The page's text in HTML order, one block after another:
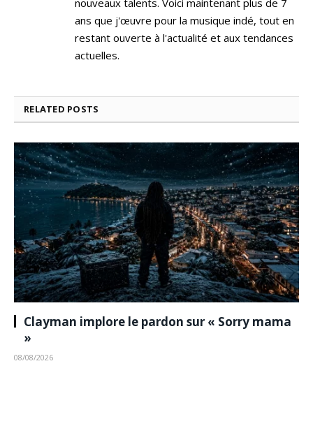
ans que j'œuvre pour la musique indé, tout en
restant ouverte à l'actualité et aux tendances
actuelles.
RELATED POSTS
Clayman implore le pardon sur « Sorry mama
»
08/08/2026